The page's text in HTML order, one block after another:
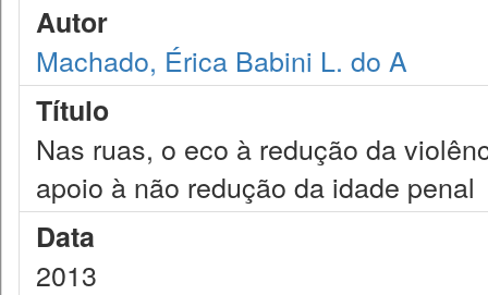
Autor
Machado, Érica Babini L. do A
Título
Nas ruas, o eco à redução da
apoio à não redução da idade penal
Data
2013